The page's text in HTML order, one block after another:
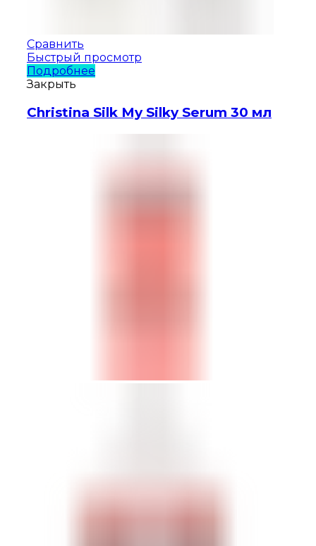
Сравнить
Быстрый просмотр
Подробнее
Закрыть
Christina Silk My Silky Serum 30 мл